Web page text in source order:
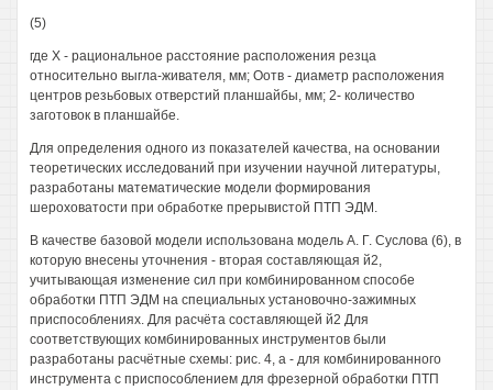
(5)
где Х - рациональное расстояние расположения резца
относительно выгла-живателя, мм; Оотв - диаметр расположения
центров резьбовых отверстий планшайбы, мм; 2- количество
заготовок в планшайбе.
Для определения одного из показателей качества, на основании
теоретических исследований при изучении научной литературы,
разработаны математические модели формирования
шероховатости при обработке прерывистой ПТП ЭДМ.
В качестве базовой модели использована модель А. Г. Суслова (6), в
которую внесены уточнения - вторая составляющая й2,
учитывающая изменение сил при комбинированном способе
обработки ПТП ЭДМ на специальных установочно-зажимных
приспособлениях. Для расчёта составляющей й2 Для
соответствующих комбинированных инструментов были
разработаны расчётные схемы: рис. 4, а - для комбинированного
инструмента с приспособлением для фрезерной обработки ПТП